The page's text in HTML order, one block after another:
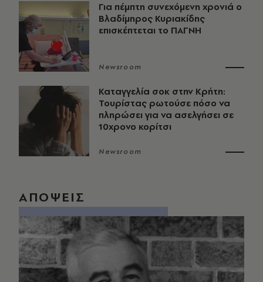
Για πέμπτη συνεχόμενη χρονιά ο
Βλαδίμηρος Κυριακίδης
επισκέπτεται το ΠΑΓΝΗ
Newsroom
Καταγγελία σοκ στην Κρήτη:
Τουρίστας ρωτούσε πόσο να
πληρώσει για να ασελγήσει σε
10χρονο κορίτσι
Newsroom
ΑΠΟΨΕΙΣ